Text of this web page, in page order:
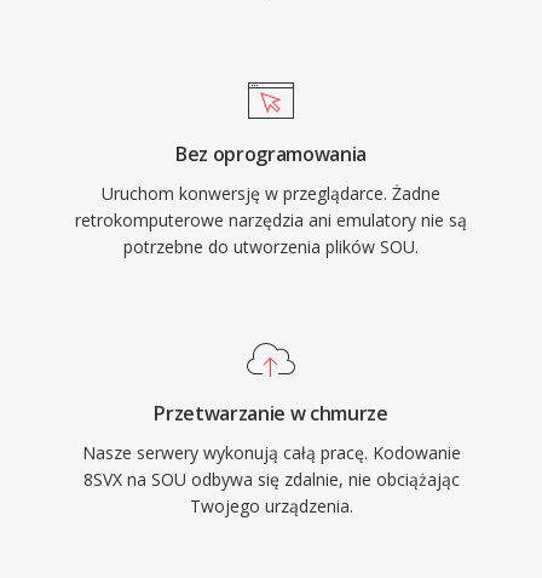
Bez oprogramowania
Uruchom konwersję w przeglądarce. Żadne
retrokomputerowe narzędzia ani emulatory nie są
potrzebne do utworzenia plików SOU.
Przetwarzanie w chmurze
Nasze serwery wykonują całą pracę. Kodowanie
8SVX na SOU odbywa się zdalnie, nie obciążając
Twojego urządzenia.